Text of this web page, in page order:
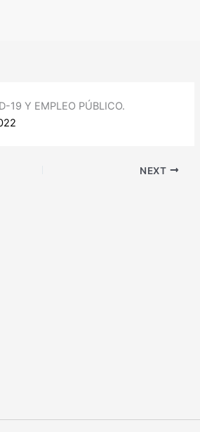
19 Y EMPLEO PÚBLICO.
NEXT